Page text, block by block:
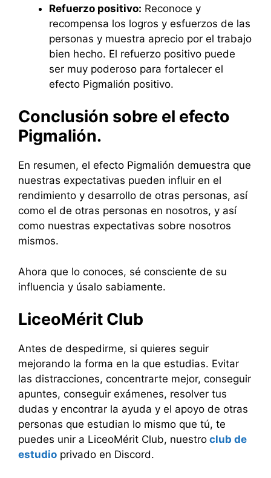
Refuerzo positivo: Reconoce y
recompensa los logros y esfuerzos de las
personas y muestra aprecio por el trabajo
bien hecho. El refuerzo positivo puede
ser muy poderoso para fortalecer el
efecto Pigmalión positivo.
Conclusión sobre el efecto
Pigmalión.
En resumen, el efecto Pigmalión demuestra que
nuestras expectativas pueden influir en el
rendimiento y desarrollo de otras personas, así
como el de otras personas en nosotros, y así
como nuestras expectativas sobre nosotros
mismos.
Ahora que lo conoces, sé consciente de su
influencia y úsalo sabiamente.
LiceoMérit Club
Antes de despedirme, si quieres seguir
mejorando la forma en la que estudias. Evitar
las distracciones, concentrarte mejor, conseguir
apuntes, conseguir exámenes, resolver tus
dudas y encontrar la ayuda y el apoyo de otras
personas que estudian lo mismo que tú, te
puedes unir a LiceoMérit Club, nuestro club de
estudio privado en Discord.